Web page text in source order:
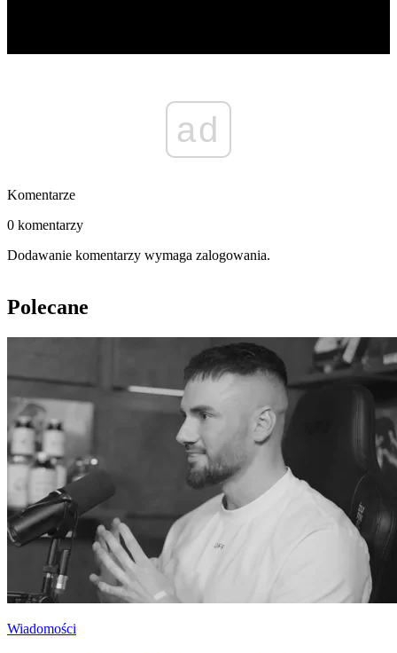
ad
Komentarze
0 komentarzy
Dodawanie komentarzy wymaga zalogowania.
Polecane
Wiadomości